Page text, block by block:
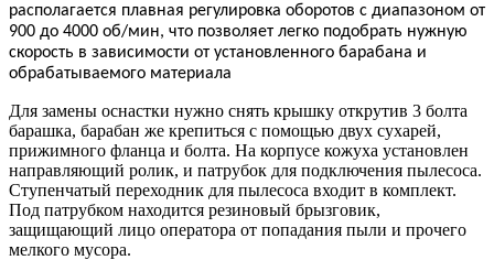
располагается плавная регулировка оборотов с диапазоном от
900 до 4000 об/мин, что позволяет легко подобрать нужную
скорость в зависимости от установленного барабана и
обрабатываемого материала
Для замены оснастки нужно снять крышку открутив 3 болта
барашка, барабан же крепиться с помощью двух сухарей,
прижимного фланца и болта. На корпусе кожуха установлен
направляющий ролик, и патрубок для подключения пылесоса.
Ступенчатый переходник для пылесоса входит в комплект.
Под патрубком находится резиновый брызговик,
защищающий лицо оператора от попадания пыли и прочего
мелкого мусора.